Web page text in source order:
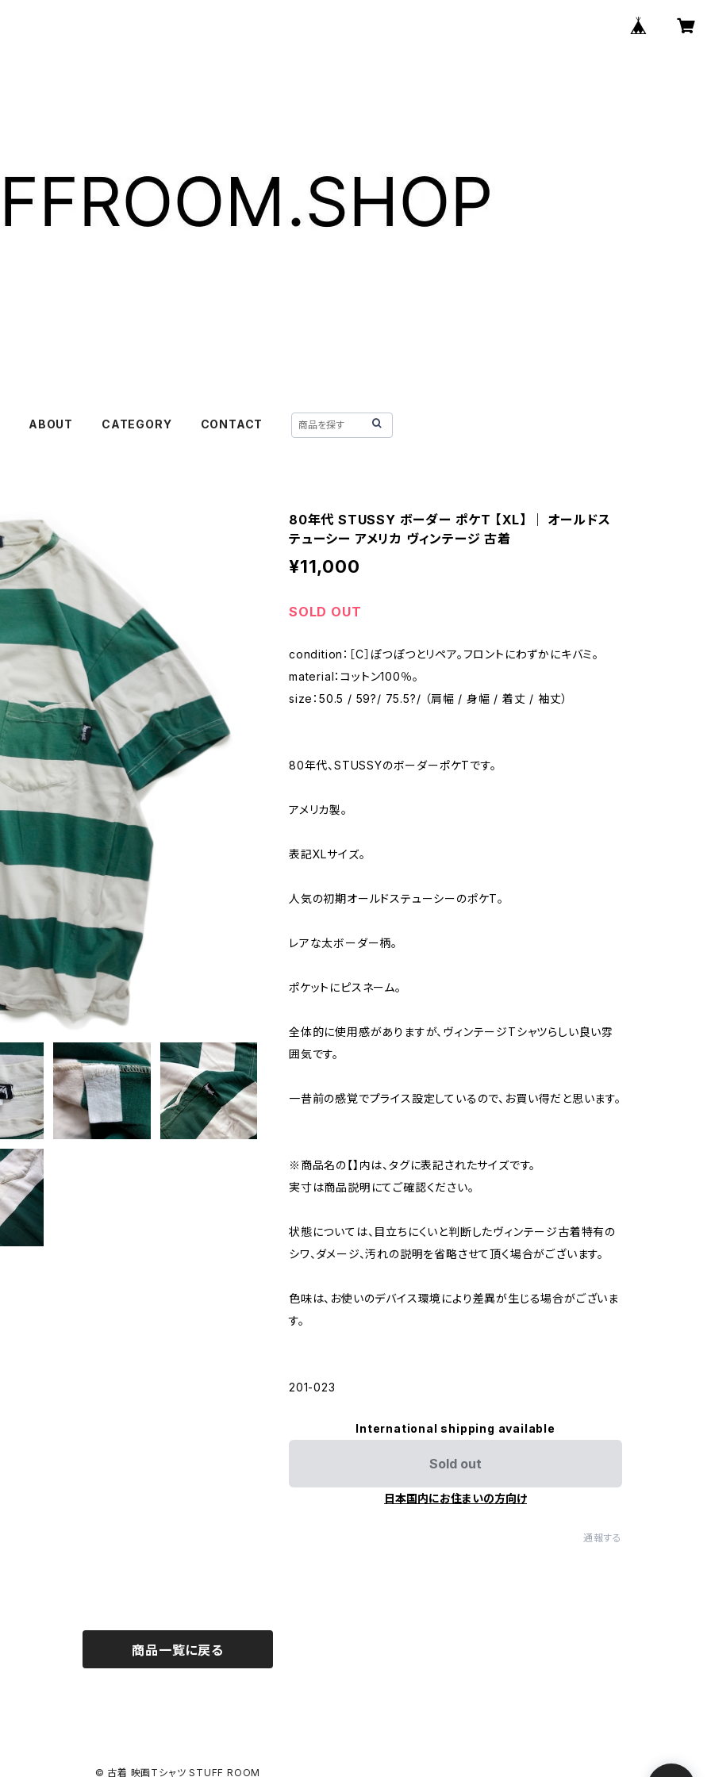
ABOUT CATEGORY CONTACT
80年代 STUSSY ボーダー ポケT 【XL】 ｜ オールドス
テューシー アメリカ ヴィンテージ 古着
¥11,000
SOLD OUT
condition：［C］ぽつぽつとリペア。フロントにわずかにキバミ。
material：コットン100％。
size：50.5 / 59?/ 75.5?/ （肩幅 / 身幅 / 着丈 / 袖丈）
80年代、STUSSYのボーダーポケTです。
アメリカ製。
表記XLサイズ。
人気の初期オールドステューシーのポケT。
レアな太ボーダー柄。
ポケットにピスネーム。
全体的に使用感がありますが、ヴィンテージTシャツらしい良い雰
囲気です。
一昔前の感覚でプライス設定しているので、お買い得だと思います。
※商品名の【】内は、タグに表記されたサイズです。
実寸は商品説明にてご確認ください。
状態については、目立ちにくいと判断したヴィンテージ古着特有の
シワ、ダメージ、汚れの説明を省略させて頂く場合がございます。
色味は、お使いのデバイス環境により差異が生じる場合がございま
す。
201-023
International shipping available
Sold out
日本国内にお住まいの方向け
通報する
商品一覧に戻る
© 古着 映画Tシャツ STUFF ROOM